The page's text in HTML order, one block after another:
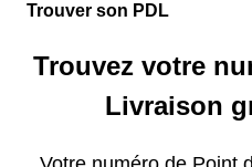
Trouver son PDL